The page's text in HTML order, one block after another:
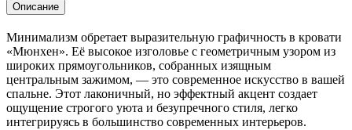
Описание
Минимализм обретает выразительную графичность в кровати
«Мюнхен». Её высокое изголовье с геометричным узором из
широких прямоугольников, собранных изящным
центральным зажимом, — это современное искусство в вашей
спальне. Этот лаконичный, но эффектный акцент создает
ощущение строгого уюта и безупречного стиля, легко
интегрируясь в большинство современных интерьеров.